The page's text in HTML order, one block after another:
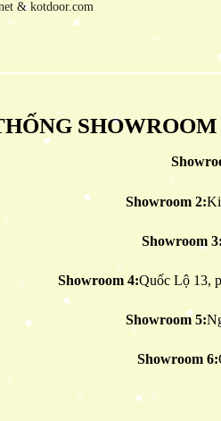
& kotdoor.com
Showroom 2:
Showroom 3:
Showroom 4:Quốc Lộ 13,
Showroom 5:
Showroom 6: